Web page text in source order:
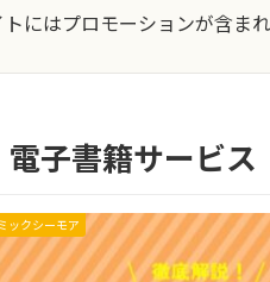
にはプロモーションが含ま
電子書籍サービス
ックシーモア